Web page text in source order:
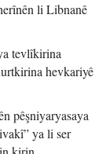
li Libnanê
tevlîkirina
hevkariyê
pêşniyaryasaya
ya li ser